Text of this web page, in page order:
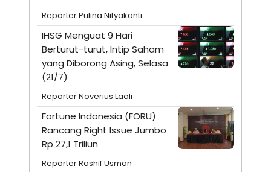
Reporter Pulina Nityakanti
IHSG Menguat 9 Hari
Berturut-turut, Intip Saham
yang Diborong Asing, Selasa
(21/7)
Reporter Noverius Laoli
Fortune Indonesia (FORU)
Rancang Right Issue Jumbo
Rp 27,1 Triliun
Reporter Rashif Usman